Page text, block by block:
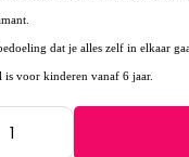
dat je alles zelf in elkaar
is voor kinderen vanaf 6 jaar.